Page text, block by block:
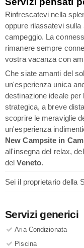
Rinfrescatevi nella
oppure rilassatevi sulla
campeggio. La
rimanere sempre
vostra vacanza con
Che siate amanti del
un'esperienza unica
destinazione ideale
strategica, a breve
scoprire le meraviglie
un'esperienza
New Campsite in
all'insegna del relax,
delVeneto.
Sei il proprietario della
Servizi generici
Aria Condizionata
Piscina